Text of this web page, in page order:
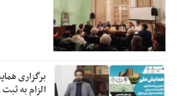
برگزاری
الزام به